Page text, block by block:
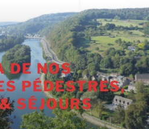
DE NOS
PÉDESTRES,
SÉJOURS